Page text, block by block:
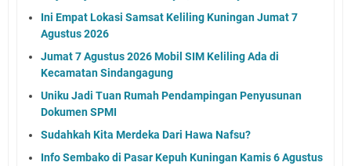
Ini Empat Lokasi Samsat Keliling Kuningan Jumat 7
Agustus 2026
Jumat 7 Agustus 2026 Mobil SIM Keliling Ada di
Kecamatan Sindangagung
Uniku Jadi Tuan Rumah Pendampingan Penyusunan
Dokumen SPMI
Sudahkah Kita Merdeka Dari Hawa Nafsu?
Info Sembako di Pasar Kepuh Kuningan Kamis 6 Agustus